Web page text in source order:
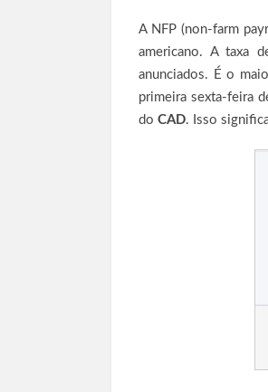
A NFP (non-farm
americano. A taxa
anunciados. É o
primeira sexta-feira
do CAD. Isso